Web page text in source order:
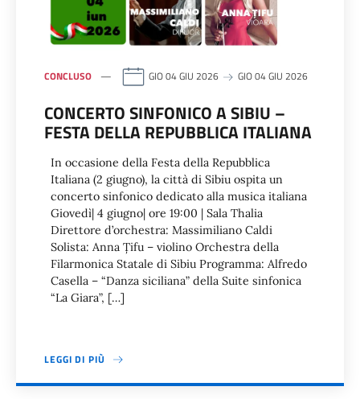
CONCLUSO GIO 04 GIU 2026 GIO 04 GIU 2026
CONCERTO SINFONICO A SIBIU –
FESTA DELLA REPUBBLICA ITALIANA
In occasione della Festa della Repubblica
Italiana (2 giugno), la città di Sibiu ospita un
concerto sinfonico dedicato alla musica italiana
Giovedì| 4 giugno| ore 19:00 | Sala Thalia
Direttore d’orchestra: Massimiliano Caldi
Solista: Anna Țifu – violino Orchestra della
Filarmonica Statale di Sibiu Programma: Alfredo
Casella – “Danza siciliana” della Suite sinfonica
“La Giara”, […]
LEGGI DI PIÙ